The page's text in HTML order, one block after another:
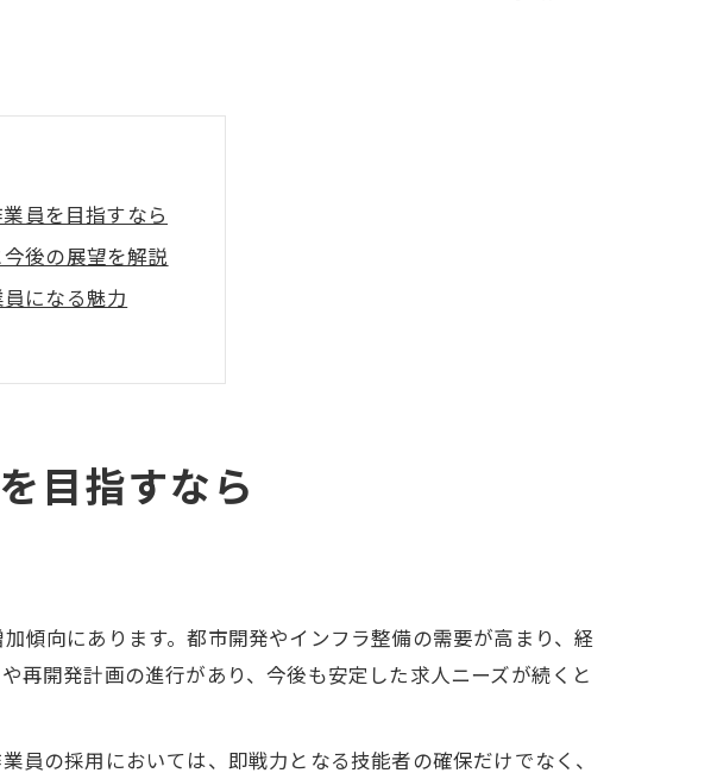
員を目指すなら
後の展望を解説
になる魅力
イントとは
場環境の特徴
る方法
指せる理由
人の探し方
する成功法
ト体制の実態
求人が増える理由
目指すなら
傾向にあります。都市開発やインフラ整備の需要が高まり、経
再開発計画の進行があり、今後も安定した求人ニーズが続くと
の採用においては、即戦力となる技能者の確保だけでなく、